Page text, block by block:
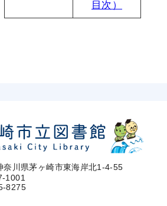
目次）
奈川県茅ヶ崎市東海岸北1-4-55
1001
8275